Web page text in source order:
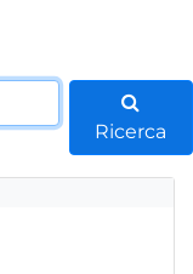
Ricerca